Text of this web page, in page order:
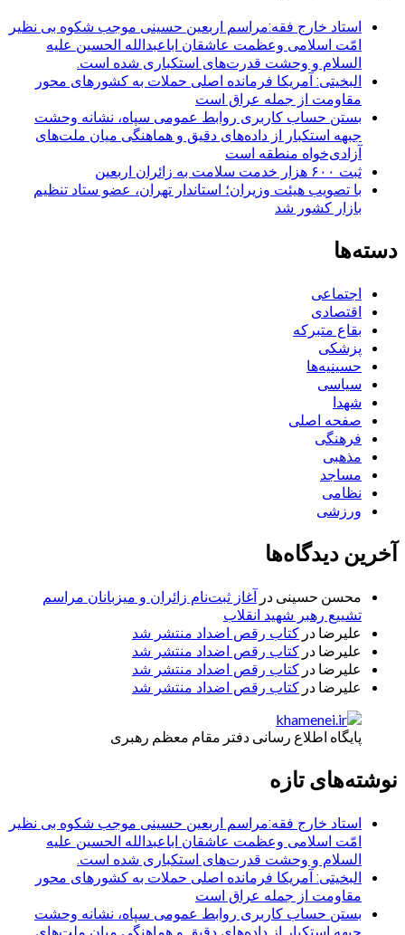
استاد خارج فقه:مراسم اربعین حسینی موجب شکوه بی نظیر
امّت اسلامی وعظمت عاشقان اباعبدالله الحسین علیه
السلام و وحشت قدرت‌های استکباری شده است.
البخیتی: آمریکا فرمانده اصلی حملات به کشورهای محور
مقاومت از جمله عراق است
بستن حساب کاربری روابط عمومی سپاه، نشانه‌ وحشت
جبهه استکبار از داده‌های دقیق و هماهنگی میان ملت‌های
آزادی‌خواه منطقه است
ثبت ۶۰۰ هزار خدمت سلامت به زائران اربعین
با تصویب هیئت وزیران؛ استاندار تهران، عضو ستاد تنظیم
بازار کشور شد
دسته‌ها
اجتماعی
اقتصادی
بقاع متبرکه
پزشکی
حسینیه‌ها
سیاسی
شهدا
صفحه اصلی
فرهنگی
مذهبی
مساجد
نظامی
ورزشی
آخرین دیدگاه‌ها
محسن حسینی در آغاز ثبت‌نام زائران و میزبانان مراسم
تشییع رهبر شهید انقلاب
علیرضا در کتاب رقص اضداد منتشر شد
علیرضا در کتاب رقص اضداد منتشر شد
علیرضا در کتاب رقص اضداد منتشر شد
علیرضا در کتاب رقص اضداد منتشر شد
پایگاه اطلاع رسانی دفتر مقام معظم رهبری
نوشته‌های تازه
استاد خارج فقه:مراسم اربعین حسینی موجب شکوه بی نظیر
امّت اسلامی وعظمت عاشقان اباعبدالله الحسین علیه
السلام و وحشت قدرت‌های استکباری شده است.
البخیتی: آمریکا فرمانده اصلی حملات به کشورهای محور
مقاومت از جمله عراق است
بستن حساب کاربری روابط عمومی سپاه، نشانه‌ وحشت
جبهه استکبار از داده‌های دقیق و هماهنگی میان ملت‌های